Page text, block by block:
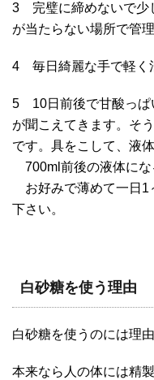
3 完璧に締めないで少
が当たらない場所で管理
4 毎日綺麗な手で軽く
5 10日前後で甘酸っぱ
が聞こえてきます。そ
です。具をこして、液
700ml前後の液体にな
お好みで薄めて一日1
下さい。
白砂糖を使う理由
白砂糖を使うのには理
本来なら人の体には精